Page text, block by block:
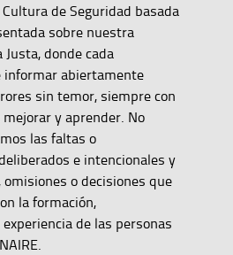
de Seguridad basada
sobre nuestra
donde cada
informar abiertamente
sin temor, siempre con
y aprender. No
las faltas o
e intencionales y
omisiones o decisiones que
la formación,
de las personas